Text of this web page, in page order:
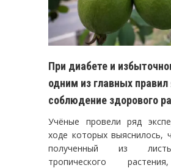
При диабете и
одним из главных правил
соблюдение здорового
Учёные провели ряд
ходе которых выяснилось,
полученный из
тропического